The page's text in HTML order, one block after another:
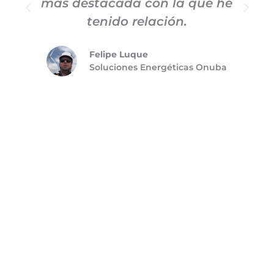
tenido relación.
Felipe Luque
Soluciones Energéticas Onuba